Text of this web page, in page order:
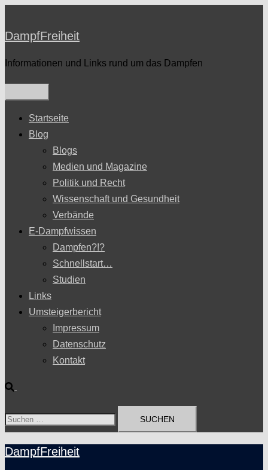
springen
DampfFreiheit
Informationen und Links rund um das Dampfen
Startseite
Blog
Blogs
Medien und Magazine
Politik und Recht
Wissenschaft und Gesundheit
Verbände
E-Dampfwissen
Dampfen?!?
Schnellstart…
Studien
Links
Umsteigerbericht
Impressum
Datenschutz
Kontakt
Suche
Suchen
DampfFreiheit